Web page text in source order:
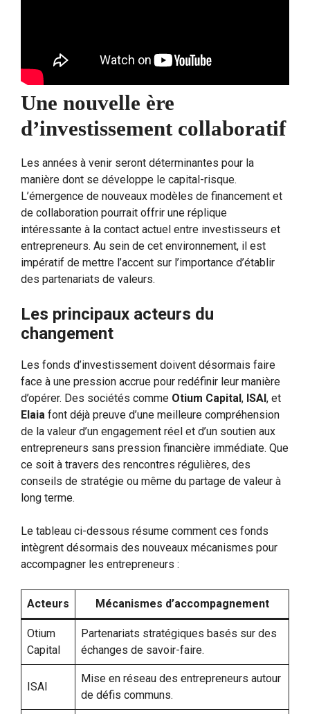
Une nouvelle ère
d’investissement collaboratif
Les années à venir seront déterminantes pour la
manière dont se développe le capital-risque.
L’émergence de nouveaux modèles de financement et
de collaboration pourrait offrir une réplique
intéressante à la contact actuel entre investisseurs et
entrepreneurs. Au sein de cet environnement, il est
impératif de mettre l’accent sur l’importance d’établir
des partenariats de valeurs.
Les principaux acteurs du
changement
Les fonds d’investissement doivent désormais faire
face à une pression accrue pour redéfinir leur manière
d’opérer. Des sociétés comme Otium Capital, ISAI, et
Elaia font déjà preuve d’une meilleure compréhension
de la valeur d’un engagement réel et d’un soutien aux
entrepreneurs sans pression financière immédiate. Que
ce soit à travers des rencontres régulières, des
conseils de stratégie ou même du partage de valeur à
long terme.
Le tableau ci-dessous résume comment ces fonds
intègrent désormais des nouveaux mécanismes pour
accompagner les entrepreneurs :
Acteurs Mécanismes d’accompagnement
Otium
Capital
Partenariats stratégiques basés sur des
échanges de savoir-faire.
ISAI
Mise en réseau des entrepreneurs autour
de défis communs.